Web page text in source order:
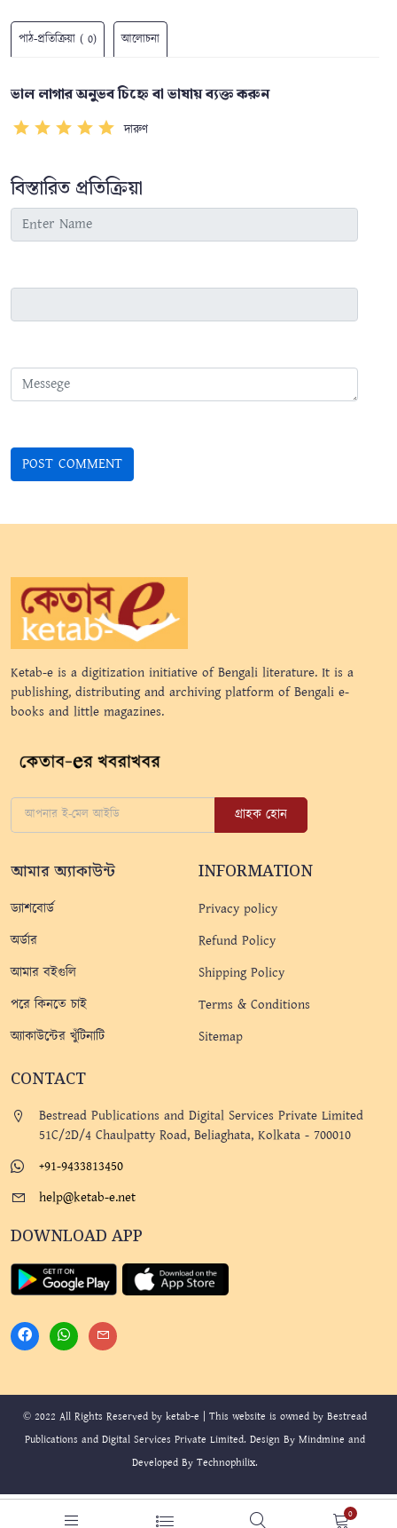
0
পাঠ-প্রতিক্রিয়া ( 0) আলোচনা
ভাল লাগার অনুভব চিহ্নে বা ভাষায় ব্যক্ত করুন
দারুণ
বিস্তারিত প্রতিক্রিয়া
Ketab-e is a digitization initiative of Bengali literature. It is a
publishing, distributing and archiving platform of Bengali e-
books and little magazines.
গ্রাহক হোন
আমার অ্যাকাউন্ট
ড্যাশবোর্ড
অর্ডার
আমার বইগুলি
পরে কিনতে চাই
অ্যাকাউন্টের খুঁটিনাটি
INFORMATION
Privacy policy
Refund Policy
Shipping Policy
Terms & Conditions
Sitemap
CONTACT
Bestread Publications and Digital Services Private Limited
51C/2D/4 Chaulpatty Road, Beliaghata, Kolkata - 700010
+91-9433813450
help@ketab-e.net
DOWNLOAD APP
© 2022 All Rights Reserved by ketab-e | This website is owned by Bestread
Publications and Digital Services Private Limited. Design By Mindmine and
Developed By Technophilix.